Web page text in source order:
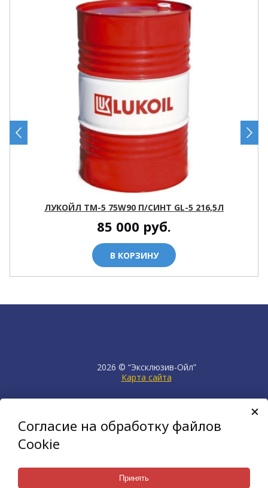
ЛУКОЙЛ ТМ-5 75W90 П/СИНТ GL-5 216,5Л
85 000 руб.
В КОРЗИНУ
2026 © “Эксклюзив-Ойл”
Карта сайта
продвижение сайта НЕТКАМ
создан на платформе
KORZILLA
Согласие на обработку файлов
Cookie
Принять